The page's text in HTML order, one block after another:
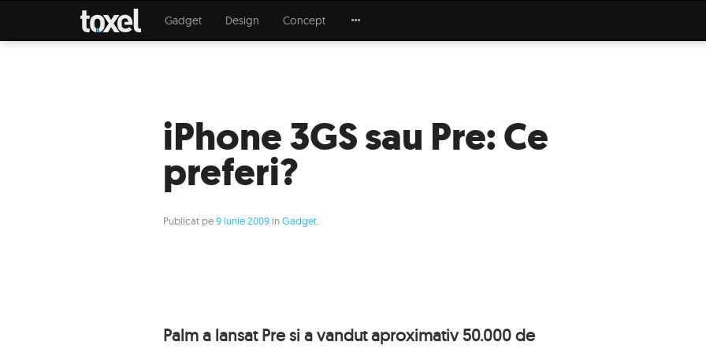
Gadget Design Concept
iPhone 3GS sau Pre: Ce
preferi?
Publicat pe9 Iunie 2009 inGadget
Palm a lansat Pre si a vandut aproximativ 50.000 de